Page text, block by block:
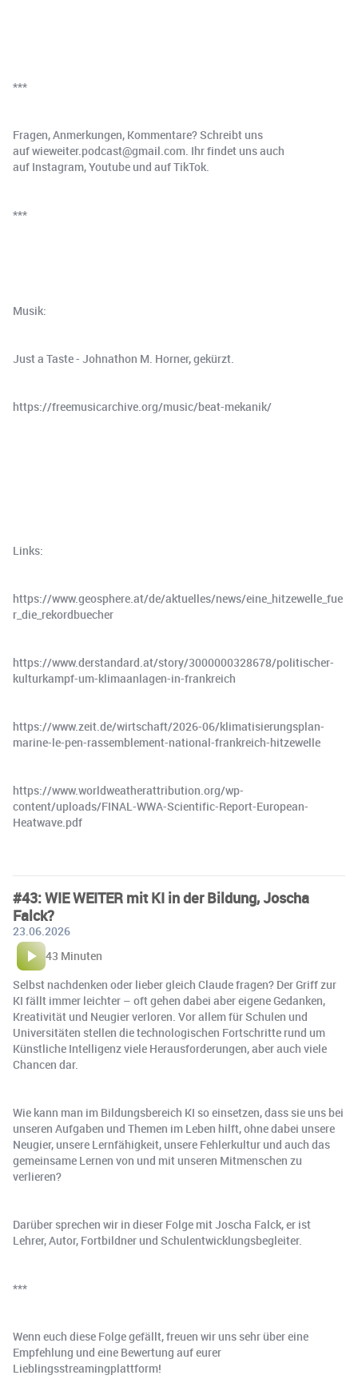
***
Fragen, Anmerkungen, Kommentare? Schreibt uns
auf ⁠⁠wieweiter.podcast@gmail.com⁠⁠. Ihr findet uns auch
auf ⁠⁠Instagram⁠⁠, ⁠⁠Youtube⁠⁠ und auf ⁠⁠TikTok⁠⁠.
***
Musik:
Just a Taste - Johnathon M. Horner, gekürzt.
https://freemusicarchive.org/music/beat-mekanik/
Links:
https://www.geosphere.at/de/aktuelles/news/eine_hitzewelle_fue
r_die_rekordbuecher
https://www.derstandard.at/story/3000000328678/politischer-
kulturkampf-um-klimaanlagen-in-frankreich
https://www.zeit.de/wirtschaft/2026-06/klimatisierungsplan-
marine-le-pen-rassemblement-national-frankreich-hitzewelle
https://www.worldweatherattribution.org/wp-
content/uploads/FINAL-WWA-Scientific-Report-European-
Heatwave.pdf
#43: WIE WEITER mit KI in der Bildung, Joscha
Falck?
23.06.2026
43 Minuten
Selbst nachdenken oder lieber gleich Claude fragen? Der Griff zur
KI fällt immer leichter – oft gehen dabei aber eigene Gedanken,
Kreativität und Neugier verloren. Vor allem für Schulen und
Universitäten stellen die technologischen Fortschritte rund um
Künstliche Intelligenz viele Herausforderungen, aber auch viele
Chancen dar.
Wie kann man im Bildungsbereich KI so einsetzen, dass sie uns bei
unseren Aufgaben und Themen im Leben hilft, ohne dabei unsere
Neugier, unsere Lernfähigkeit, unsere Fehlerkultur und auch das
gemeinsame Lernen von und mit unseren Mitmenschen zu
verlieren?
Darüber sprechen wir in dieser Folge mit Joscha Falck, er ist
Lehrer, Autor, Fortbildner und Schulentwicklungsbegleiter.
***
Wenn euch diese Folge gefällt, freuen wir uns sehr über eine
Empfehlung und eine Bewertung auf eurer
Lieblingsstreamingplattform!